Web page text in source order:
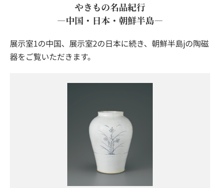
やきもの名品紀行
―中国・日本・朝鮮半島―
展示室1の中国、展示室2の日本に続き、朝鮮半島jの陶磁
器をご覧いただきます。